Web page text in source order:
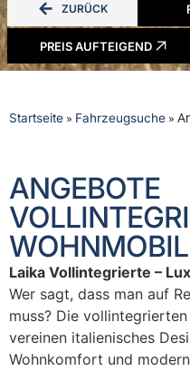
ZURÜCK
PREIS AUFTEIGEND
Startseite » Fahrzeugsuche »
ANGEBOTE
Laika Vollintegrierte –
Wer sagt, dass man auf
muss? Die
vereinen italienisches
Wohnkomfort und